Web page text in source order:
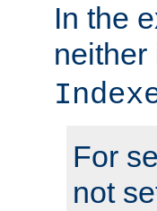
In the
neither
For
not